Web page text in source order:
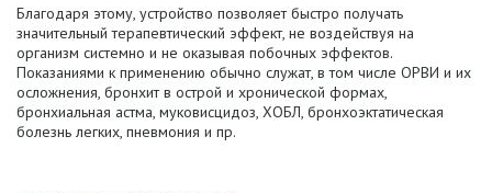
Благодаря этому, устройство позволяет быстро получать
значительный терапевтический эффект, не воздействуя на
организм системно и не оказывая побочных эффектов.
Показаниями к применению обычно служат, в том числе ОРВИ и их
осложнения, бронхит в острой и хронической формах,
бронхиальная астма, муковисцидоз, ХОБЛ, бронхоэктатическая
болезнь легких, пневмония и пр.